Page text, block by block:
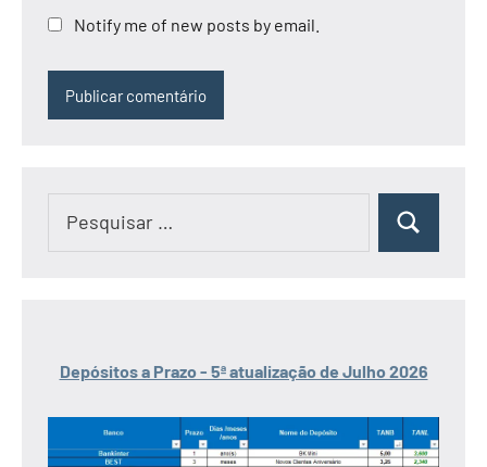
Notify me of new posts by email.
Pesquisar
Depósitos a Prazo - 5ª atualização de Julho 2026